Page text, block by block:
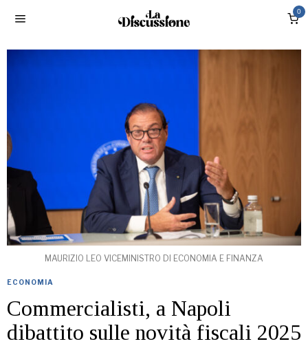
0
MAURIZIO LEO VICEMINISTRO DI ECONOMIA E FINANZA
ECONOMIA
Commercialisti, a Napoli
dibattito sulle novità fiscali 2025